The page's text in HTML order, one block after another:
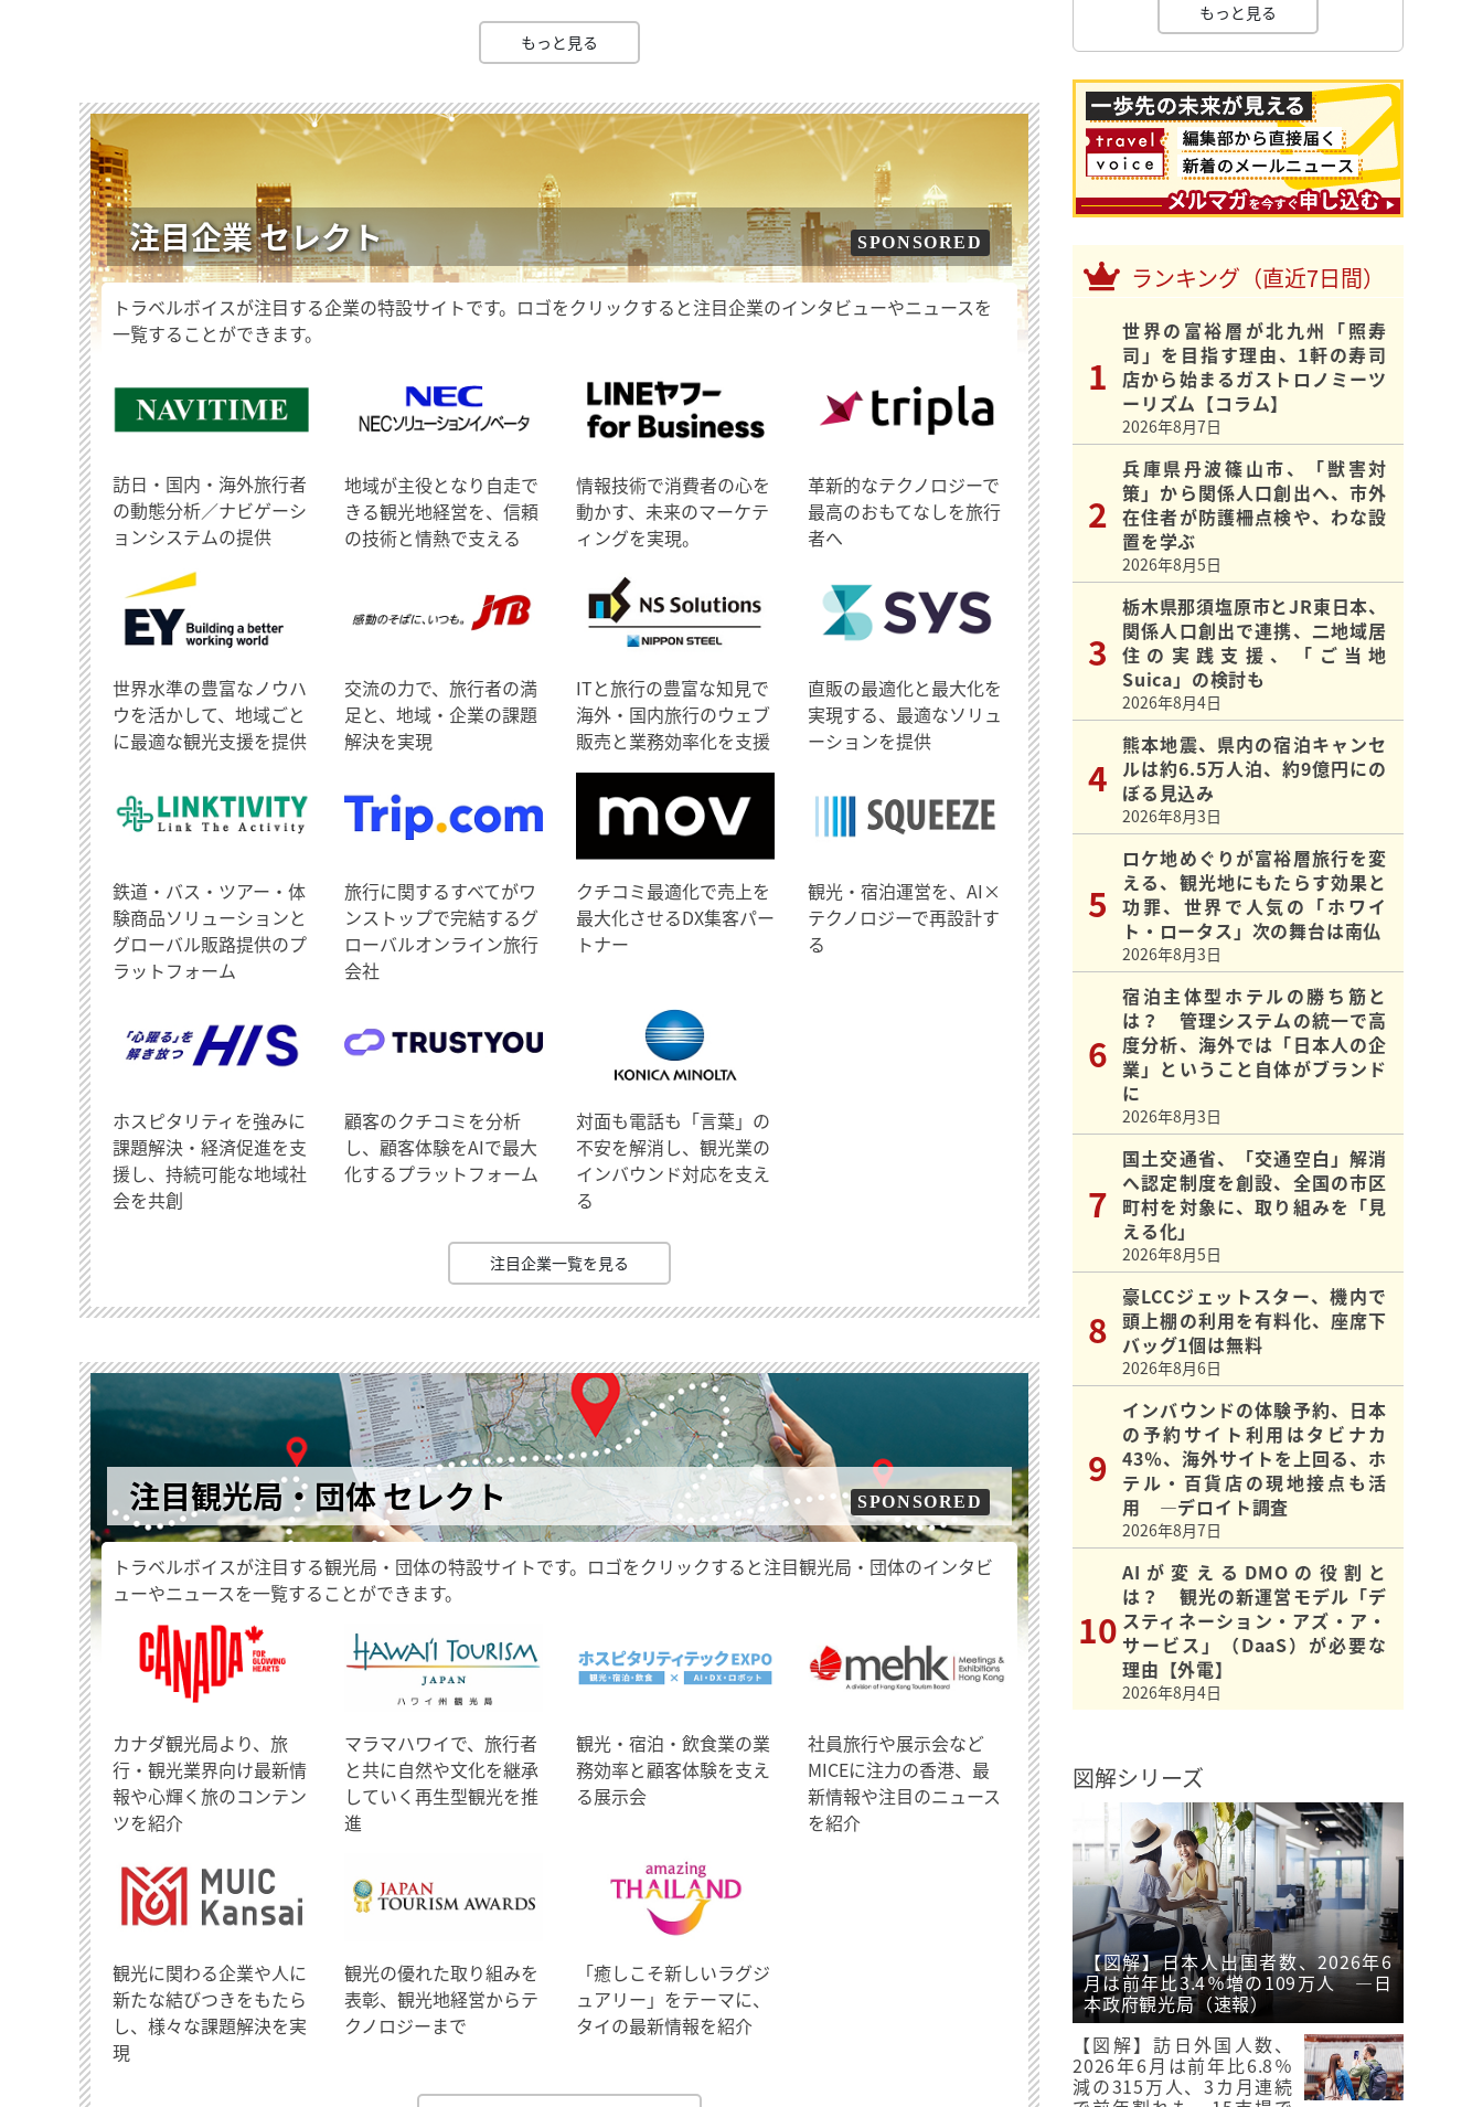
もっと見る
注目企業 セレクト SPONSORED
トラベルボイスが注目する企業の特設サイトです。ロゴをクリックすると注目企業のインタビューやニュースを
一覧することができます。
訪日・国内・海外旅行者
の動態分析／ナビゲーシ
ョンシステムの提供
地域が主役となり自走で
きる観光地経営を、信頼
の技術と情熱で支える
情報技術で消費者の心を
動かす、未来のマーケテ
ィングを実現。
革新的なテクノロジーで
最高のおもてなしを旅行
者へ
世界水準の豊富なノウハ
ウを活かして、地域ごと
に最適な観光支援を提供
交流の力で、旅行者の満
足と、地域・企業の課題
解決を実現
ITと旅行の豊富な知見で
海外・国内旅行のウェブ
販売と業務効率化を支援
直販の最適化と最大化を
実現する、最適なソリュ
ーションを提供
鉄道・バス・ツアー・体
験商品ソリューションと
グローバル販路提供のプ
ラットフォーム
旅行に関するすべてがワ
ンストップで完結するグ
ローバルオンライン旅行
会社
クチコミ最適化で売上を
最大化させるDX集客パー
トナー
観光・宿泊運営を、AI×
テクノロジーで再設計す
る
ホスピタリティを強みに
課題解決・経済促進を支
援し、持続可能な地域社
会を共創
顧客のクチコミを分析
し、顧客体験をAIで最大
化するプラットフォーム
対面も電話も「言葉」の
不安を解消し、観光業の
インバウンド対応を支え
る
注目企業一覧を見る
注目観光局・団体 セレクト SPONSORED
トラベルボイスが注目する観光局・団体の特設サイトです。ロゴをクリックすると注目観光局・団体のインタビ
ューやニュースを一覧することができます。
​カナダ観光局より、旅
行・観光業界向け最新情
報や心輝く旅のコンテン
ツを紹介
マラマハワイで、旅行者
と共に自然や文化を継承
していく再生型観光を推
進
観光・宿泊・飲食業の業
務効率と顧客体験を支え
る展示会
社員旅行や展示会など
MICEに注力の香港、最
新情報や注目のニュース
を紹介
観光に関わる企業や人に
新たな結びつきをもたら
し、様々な課題解決を実
現
観光の優れた取り組みを
表彰、観光地経営からテ
クノロジーまで
「癒しこそ新しいラグジ
ュアリー」をテーマに、
タイの最新情報を紹介
もっと見る
ランキング（直近7日間）
世界の富裕層が北九州「照寿
司」を目指す理由、1軒の寿司
店から始まるガストロノミーツ
ーリズム【コラム】
2026年8月7日
兵庫県丹波篠山市、「獣害対
策」から関係人口創出へ、市外
在住者が防護柵点検や、わな設
置を学ぶ
2026年8月5日
栃木県那須塩原市とJR東日本、
関係人口創出で連携、二地域居
住の実践支援、「ご当地
Suica」の検討も
2026年8月4日
熊本地震、県内の宿泊キャンセ
ルは約6.5万人泊、約9億円にの
ぼる見込み
2026年8月3日
ロケ地めぐりが富裕層旅行を変
える、観光地にもたらす効果と
功罪、世界で人気の「ホワイ
ト・ロータス」次の舞台は南仏
2026年8月3日
宿泊主体型ホテルの勝ち筋と
は？ 管理システムの統一で高
度分析、海外では「日本人の企
業」ということ自体がブランド
に
2026年8月3日
国土交通省、「交通空白」解消
へ認定制度を創設、全国の市区
町村を対象に、取り組みを「見
える化」
2026年8月5日
豪LCCジェットスター、機内で
頭上棚の利用を有料化、座席下
バッグ1個は無料
2026年8月6日
インバウンドの体験予約、日本
の予約サイト利用はタビナカ
43％、海外サイトを上回る、ホ
テル・百貨店の現地接点も活
用 ―デロイト調査
2026年8月7日
AIが変えるDMOの役割と
は？ 観光の新運営モデル「デ
スティネーション・アズ・ア・
サービス」（DaaS）が必要な
理由【外電】
2026年8月4日
図解シリーズ
【図解】日本人出国者数、2026年6
月は前年比3.4％増の109万人 ―日
本政府観光局（速報）
【図解】訪日外国人数、
2026年6月は前年比6.8％
減の315万人、3カ月連続